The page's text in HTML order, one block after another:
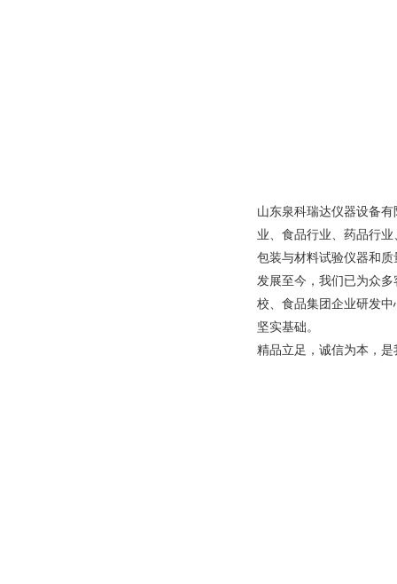
山东泉科瑞达仪器设备
业、食品行业、药品行
包装与材料试验仪器和
发展至今，我们已为众
校、食品集团企业研发
坚实基础。
精品立足，诚信为本，